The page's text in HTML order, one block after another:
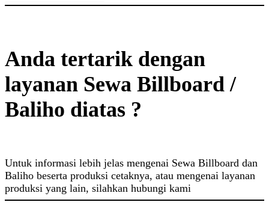
Anda tertarik dengan
layanan Sewa Billboard /
Baliho diatas ?
Untuk informasi lebih jelas mengenai Sewa Billboard dan
Baliho beserta produksi cetaknya, atau mengenai layanan
produksi yang lain, silahkan hubungi kami